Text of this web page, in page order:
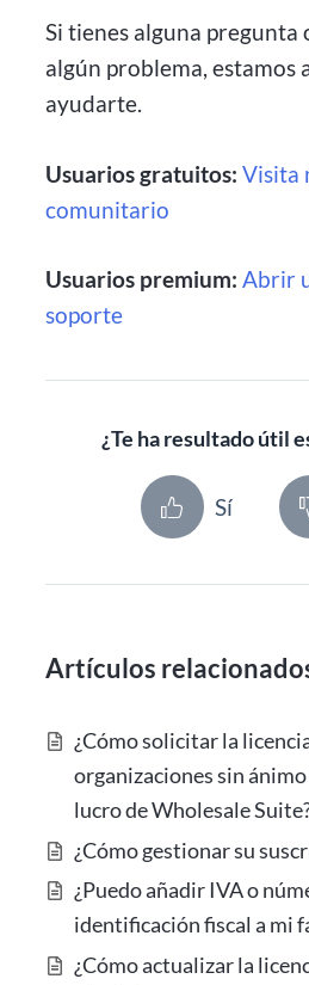
Si tienes alguna pregunta
algún problema, estamos
ayudarte.
Usuarios gratuitos: Visita
comunitario
Usuarios premium: Abrir
soporte
¿Te ha resultado útil
Sí
Artículos
¿Cómo solicitar la
organizaciones sin
lucro de Wholesale
¿Cómo gestionar su
¿Puedo añadir IVA o
identificación fiscal a mi
¿Cómo actualizar la